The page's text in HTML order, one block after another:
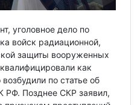
уголовное дело по
войск радиационной,
защиты вооруженных
как
по статье об
РФ. Позднее СКР заявил,